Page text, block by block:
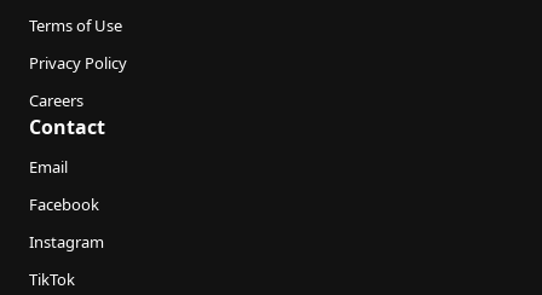
Terms of Use
Privacy Policy
Careers
Contact
Email
Facebook
Instagram
TikTok